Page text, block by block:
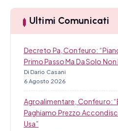
a
Ultimi Comunicati
Decreto Pa, Confeuro:
Primo Passo Ma Da Solo Non
Di Dario Casani
6 Agosto 2026
Agroalimentare, Confeuro:
Paghiamo Prezzo
Usa”